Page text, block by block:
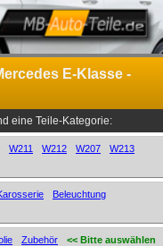
E-Klasse -
eine Teile-Kategorie:
W211 W212 W207
W213
Beleuchtung
Zubehör << Bitte auswählen